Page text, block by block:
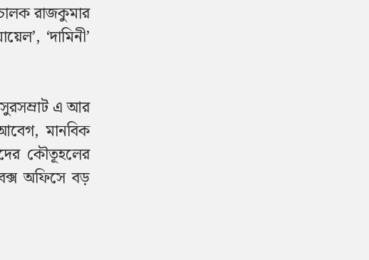
রাজকুমার
‘দামিনী’
এ আর
মানবিক
কৌতূহলের
বক্স অফিসে বড়